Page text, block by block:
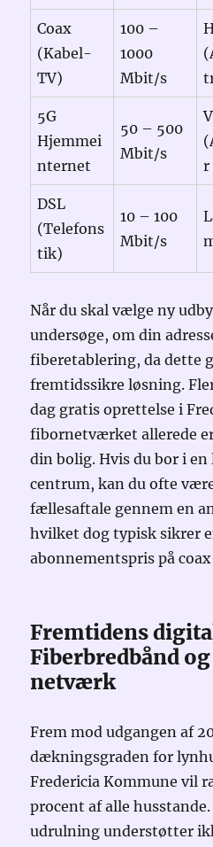
Coax
(Kabel-
TV)
100 –
1000
Mbit/s
5G
Hjemmei
nternet
50 – 500
Mbit/s
r
DSL
(Telefons
tik)
10 – 100
Mbit/s
Når du skal vælge ny
undersøge, om din
fiberetablering, da dette
fremtidssikre løsning.
dag gratis oprettelse i
fibornetværket allerede
din bolig. Hvis du bor i
centrum, kan du ofte
fællesaftale gennem en
hvilket dog typisk sikrer
abonnementspris på
Fremtidens
Fiberbredbånd
netværk
Frem mod udgangen af
dækningsgraden for
Fredericia Kommune vil
procent af alle
udrulning understøtter